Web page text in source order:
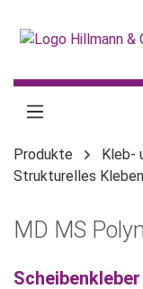
Produkte
Kleb-
Strukturelles Kleben
MD MS
Scheibenkleber